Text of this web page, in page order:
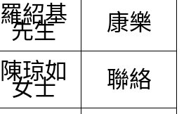
羅紹基
先生 康樂
陳琼如
女士 聯絡